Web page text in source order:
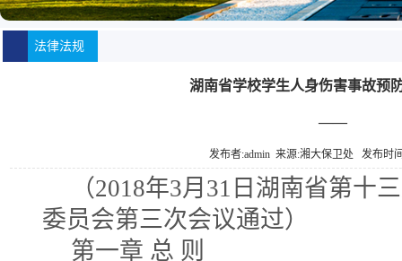
法律法规
湖南省学校学生人身伤害事故预
——
发布者:admin 来源:湘大保卫处 发布时
（2018年3月31日湖南省第十
委员会第三次会议通过）
第一章 总 则